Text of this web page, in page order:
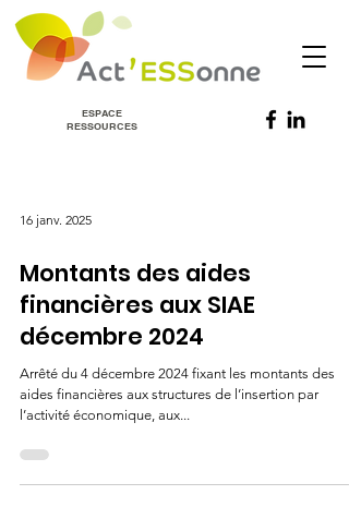
ESPACE
RESSOURCES
16 janv. 2025
Montants des aides
financières aux SIAE
décembre 2024
Arrêté du 4 décembre 2024 fixant les montants des
aides financières aux structures de l’insertion par
l’activité économique, aux...